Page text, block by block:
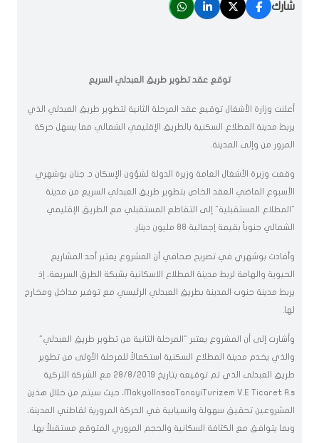
شارك
​​​​​​​توقع عقد تطوير طريق العبدلي السريع
أعلنت وزارة الأشغال توقيع عقد المرحلة الثانية لتطوير طريق العبدلي الذي
يربط مدينة المطلاع السكنية بالطريق الإقليمي الشمالي مما يسهل حركة
المرور من وإلى المدينة.
وقعت وزيرة الأشغال العامة وزيرة الدولة لشؤون الإسكان د. جنان بوشهري
الأسبوع الماضي العقد الخاص بتطوير طريق العبدلي السريع من مدينة
"المطلاع المستقبلية" إلى التقاطع المستقبلي مع الطريق الإقليمي
الشمالي جنوباً بقيمة إجمالية 88 مليون دينار.
وأفادت بوشهري في تصريح صحافي أن المشروع يعتبر أحد المشاريع
الحيوية والهامة لربط مدينة المطلاع الاسكانية بشبكة الطرق السريعة، إذ
يربط مدينة جنوب المدينة بطريق العبدلي الرئيسي مع توفير مداخل ومخارج
لها.
وأشارت إلى أن المشروع يعتبر "المرحلة الثانية من تطوير طريق العبدلي"
والذي يخدم مدينة المطلاع السكنية استكمالاً للمرحلة الأولى من تطوير
طريق العبدلى الذي تم توقيعه بتاريخ 28/8/2019 مع الشركة التركية
MakyolInsaaTanayiTurizem V.E Ticaret A.s، حيث سيتم من خلال هذين
المشروعين تحقيق سهولة وانسيابية في الحركة المرورية لقاطني المدينة،
وبما يتوافق مع الكثافة السكانية والحجم المروري المتوقع مستقبلاً بها.